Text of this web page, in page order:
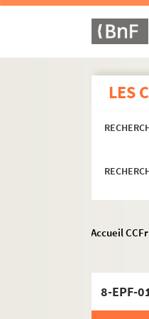
LES
Accueil CCFr
8-EPF-